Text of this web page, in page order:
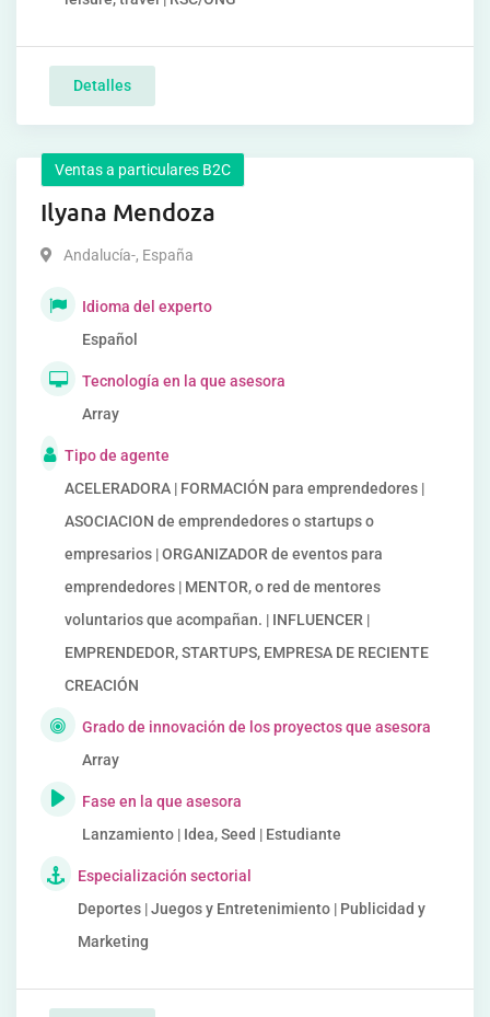
Detalles
Ventas a particulares B2C
Ilyana Mendoza
Andalucía-, España
Idioma del experto
Español
Tecnología en la que asesora
Array
Tipo de agente
ACELERADORA | FORMACIÓN para emprendedores |
ASOCIACION de emprendedores o startups o
empresarios | ORGANIZADOR de eventos para
emprendedores | MENTOR, o red de mentores
voluntarios que acompañan. | INFLUENCER |
EMPRENDEDOR, STARTUPS, EMPRESA DE RECIENTE
CREACIÓN
Grado de innovación de los proyectos que asesora
Array
Fase en la que asesora
Lanzamiento | Idea, Seed | Estudiante
Especialización sectorial
Deportes | Juegos y Entretenimiento | Publicidad y
Marketing